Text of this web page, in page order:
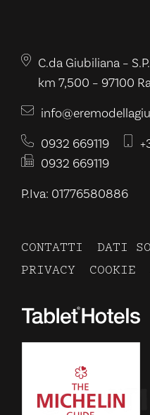
C.da Giubiliana –
km 7,500 – 97100
0932 669119
0932 669119
P.Iva: 01776580886
CONTATTI DATI
PRIVACY
COOKIE